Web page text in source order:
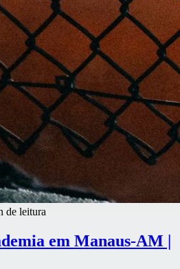
de leitura
em Manaus-AM |